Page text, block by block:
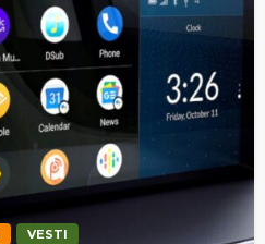
VESTI